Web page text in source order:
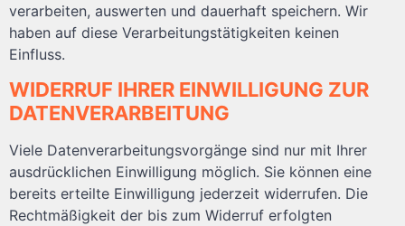
verarbeiten, auswerten und dauerhaft speichern. Wir
haben auf diese Verarbeitungstätigkeiten keinen
Einfluss.
WIDERRUF IHRER EINWILLIGUNG ZUR
DATENVERARBEITUNG
Viele Datenverarbeitungsvorgänge sind nur mit Ihrer
ausdrücklichen Einwilligung möglich. Sie können eine
bereits erteilte Einwilligung jederzeit widerrufen. Die
Rechtmäßigkeit der bis zum Widerruf erfolgten